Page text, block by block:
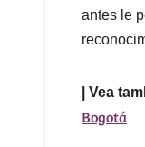
antes le
| Vea
Bogotá